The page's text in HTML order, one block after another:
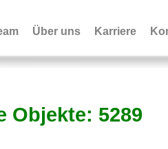
Über uns Karriere
Objekte: 5289